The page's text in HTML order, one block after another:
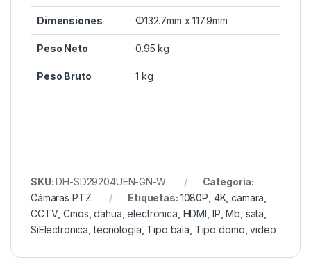
Dimensiones Φ132.7mm x 117.9mm
Peso Neto 0.95 kg
Peso Bruto 1 kg
SKU:DH-SD29204UEN-GN-W
Categoría:
Cámaras PTZ
Etiquetas: 1080P 4K,camara
CCTV,Cmos ,dahua ,electronica HDMI IP ,Mb sata
SiElectronica ,tecnologia Tipo bala Tipo domo ,video